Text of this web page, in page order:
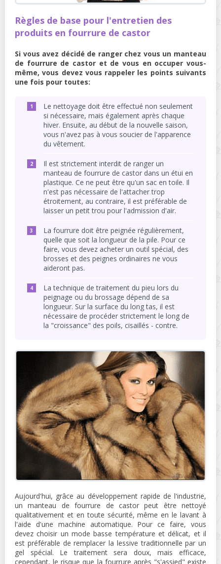
Règles de base pour l'entretien des
produits en fourrure de castor
Si vous avez décidé de ranger chez vous un manteau
de fourrure de castor et de vous en occuper vous-
même, vous devez vous rappeler les points suivants
une fois pour toutes:
Le nettoyage doit être effectué non seulement
si nécessaire, mais également après chaque
hiver. Ensuite, au début de la nouvelle saison,
vous n'avez pas à vous soucier de l'apparence
du vêtement.
Il est strictement interdit de ranger un
manteau de fourrure de castor dans un étui en
plastique. Ce ne peut être qu'un sac en toile. Il
n'est pas nécessaire de l'attacher trop
étroitement, au contraire, il est préférable de
laisser un petit trou pour l'admission d'air.
La fourrure doit être peignée régulièrement,
quelle que soit la longueur de la pile. Pour ce
faire, vous devez acheter un outil spécial, des
brosses et des peignes ordinaires ne vous
aideront pas.
La technique de traitement du pieu lors du
peignage ou du brossage dépend de sa
longueur. Sur la surface du long tas, il est
nécessaire de procéder strictement le long de
la "croissance" des poils, cisaillés - contre.
Aujourd'hui, grâce au développement rapide de l'industrie,
un manteau de fourrure de castor peut être nettoyé
qualitativement et en toute sécurité, même en le lavant à
l'aide d'une machine automatique. Pour ce faire, vous
devez choisir un mode basse température et délicat, et il
est préférable de remplacer la lessive traditionnelle par un
gel spécial. Le traitement sera doux, mais efficace,
cependant, le risque que la fourrure après "s'assied" existe